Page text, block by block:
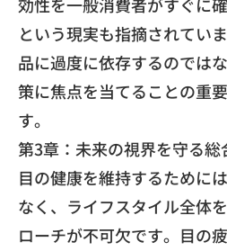
という現実も指摘されてい
品に過度に依存するのでは
策に焦点を当てることの重
す。
第3章：未来の視界を守る
目の健康を維持するために
なく、ライフスタイル全体
ローチが不可欠です。目の